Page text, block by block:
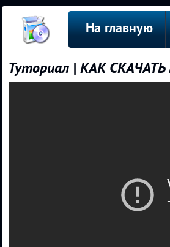
На главную
Туториал | КАК